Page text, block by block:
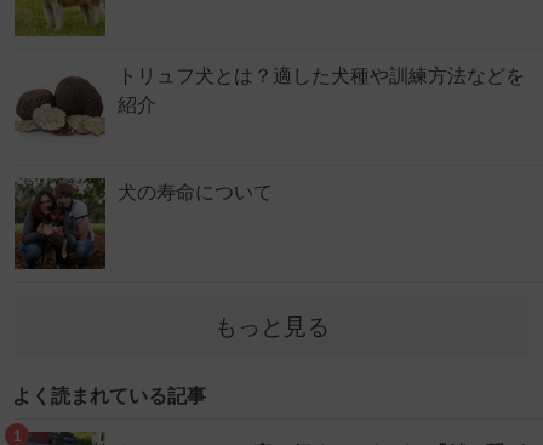
トリュフ犬とは？適した犬種や訓練方法などを
紹介
犬の寿命について
もっと見る
よく読まれている記事
1